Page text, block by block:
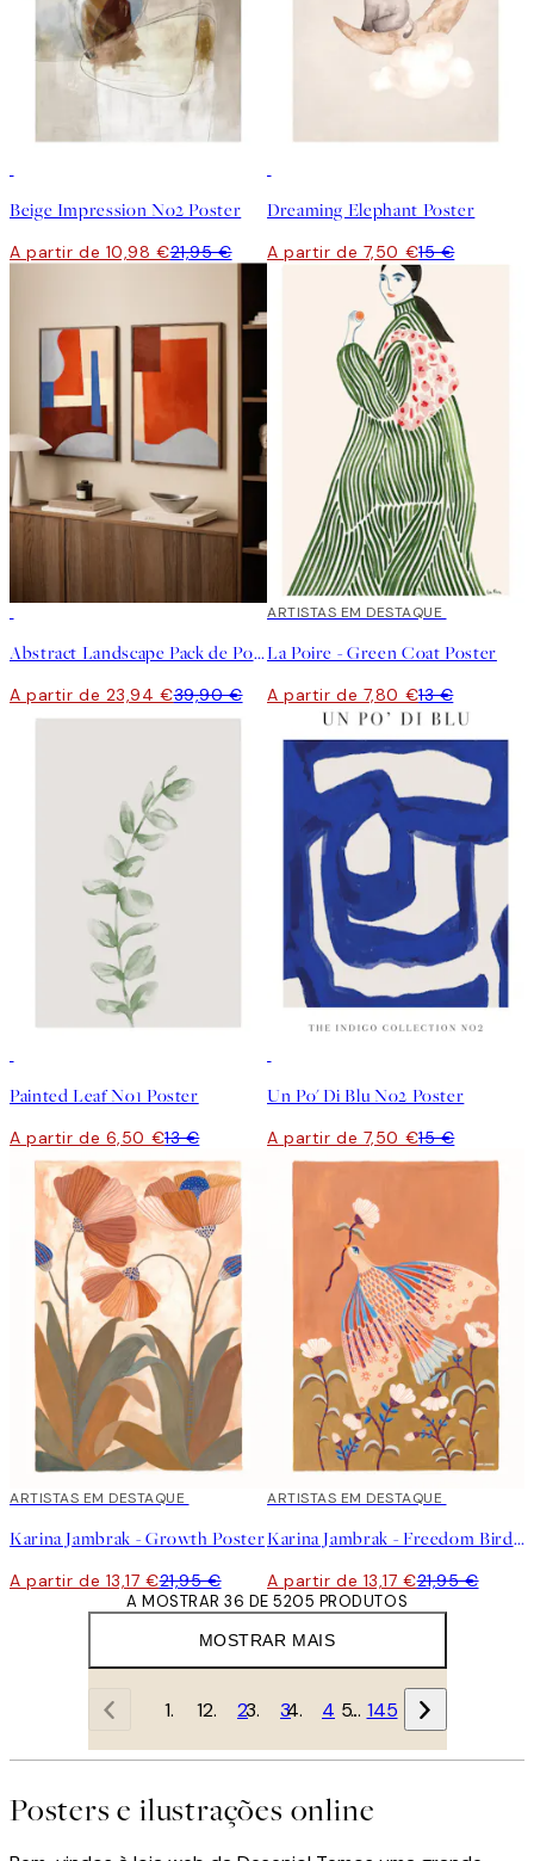
Beige Impression No2 Poster
A partir de 10,98 €21,95 €
Dreaming Elephant Poster
A partir de 7,50 €15 €
Abstract Landscape Pack de Posters
A partir de 23,94 €39,90 €
40%*
ARTISTAS EM DESTAQUE
La Poire - Green Coat Poster
A partir de 7,80 €13 €
Painted Leaf No1 Poster
A partir de 6,50 €13 €
Un Po' Di Blu No2 Poster
A partir de 7,50 €15 €
40%*
ARTISTAS EM DESTAQUE
Karina Jambrak - Growth Poster
A partir de 13,17 €21,95 €
40%*
ARTISTAS EM DESTAQUE
Karina Jambrak - Freedom Bird Poster
A partir de 13,17 €21,95 €
MOSTRAR MAIS
A MOSTRAR 36 DE 5205 PRODUTOS
1 2 3 4 … 145
Posters e ilustrações online